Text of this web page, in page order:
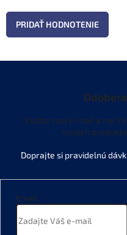
PRIDAŤ HODNOTENIE
Vložte svoj e-mail a my
nových
Email